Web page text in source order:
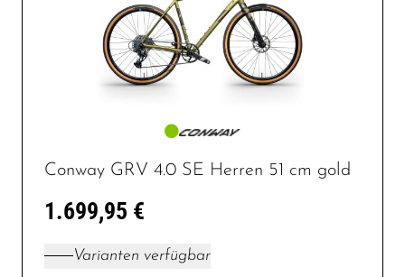
Conway GRV 4.0 SE Herren 51 cm gold
1.699,95 €
Varianten verfügbar